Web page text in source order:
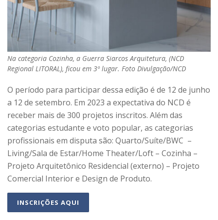
Na categoria Cozinha, a Guerra Siarcos Arquitetura, (NCD
Regional LITORAL), ficou em 3º lugar. Foto Divulgação/NCD
O período para participar dessa edição é de 12 de junho
a 12 de setembro. Em 2023 a expectativa do NCD é
receber mais de 300 projetos inscritos. Além das
categorias estudante e voto popular, as categorias
profissionais em disputa são: Quarto/Suíte/BWC –
Living/Sala de Estar/Home Theater/Loft – Cozinha –
Projeto Arquitetônico Residencial (externo) – Projeto
Comercial Interior e Design de Produto.
INSCRIÇÕES AQUI